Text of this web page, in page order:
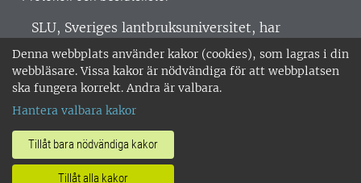
Denna webbplats använder kakor (cookies), som lagras i din
webbläsare. Vissa kakor är nödvändiga för att webbplatsen
ska fungera korrekt. Andra är valbara.
Hantera valbara kakor
Tillåt bara nödvändiga kakor
Tillåt alla kakor
SLU, Sveriges lantbruksuniversitet, har
verksamhet över hela Sverige. Huvudorter är
Alnarp, Uppsala och Umeå.SLU är
miljöcertifierat enligt ISO 14001. •
018-67 10 00 • Org nr: 202100-2817 •
Om SLU:s webbplatser
•Hantera kakor•Behandling av